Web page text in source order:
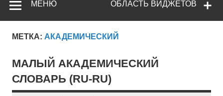
ОБЛАСТЬ ВИДЖЕТОВ
МЕНЮ
МЕТКА: АКАДЕМИЧЕСКИЙ
МАЛЫЙ АКАДЕМИЧЕСКИЙ
СЛОВАРЬ (RU-RU)